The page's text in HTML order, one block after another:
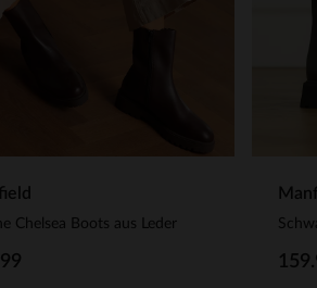
Chelsea Boots aus Leder